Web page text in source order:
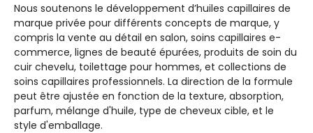
Nous soutenons le développement d’huiles capillaires de
marque privée pour différents concepts de marque, y
compris la vente au détail en salon, soins capillaires e-
commerce, lignes de beauté épurées, produits de soin du
cuir chevelu, toilettage pour hommes, et collections de
soins capillaires professionnels. La direction de la formule
peut être ajustée en fonction de la texture, absorption,
parfum, mélange d'huile, type de cheveux cible, et le
style d'emballage.